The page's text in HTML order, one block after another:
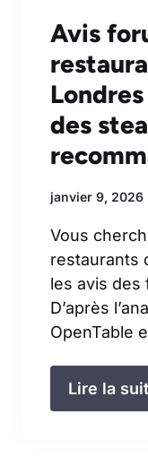
Avis
des
janvier 9, 2026
Vous
restaurants
les avis des
D’après
OpenTable
Lire la